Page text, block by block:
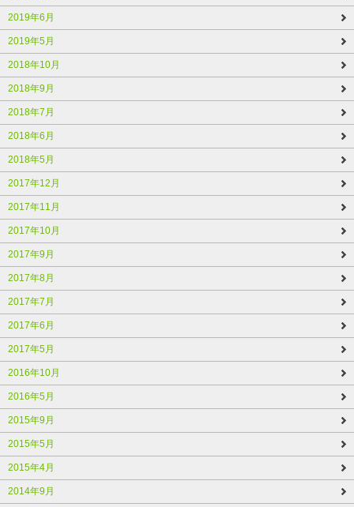
2019年6月
2019年5月
2018年10月
2018年9月
2018年7月
2018年6月
2018年5月
2017年12月
2017年11月
2017年10月
2017年9月
2017年8月
2017年7月
2017年6月
2017年5月
2016年10月
2016年5月
2015年9月
2015年5月
2015年4月
2014年9月